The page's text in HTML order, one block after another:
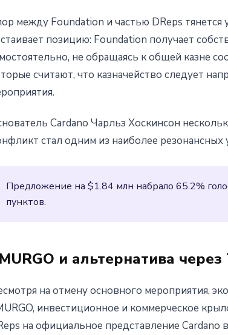
между Foundation и частью DReps
позицию: Foundation получает
не обращаясь к общей казне
считают, что казначейство следует
Cardano Чарльз Хоскинсон
стал одним из наиболее
Предложение на $1.84 млн набрало 65.2%
пунктов.
и альтернатива через
на отмену основного мероприятия,
инвестиционное и коммерческое
на официальное представление